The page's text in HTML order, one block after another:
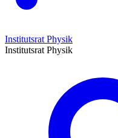
Institutsrat Physik
Institutsrat Physik